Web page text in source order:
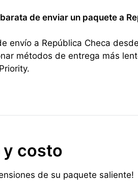
de enviar un paquete a
envío a República Checa desde
métodos de entrega más
costo
de su paquete saliente!